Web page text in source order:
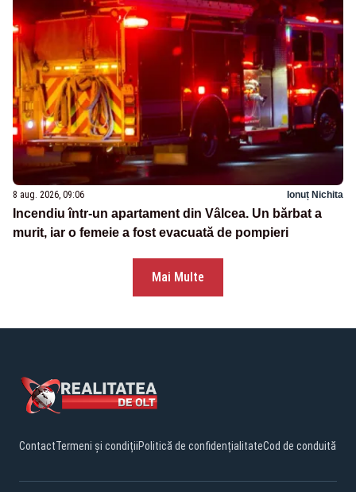
8 aug. 2026, 09:06 Ionuț Nichita
Incendiu într-un apartament din Vâlcea. Un bărbat a
murit, iar o femeie a fost evacuată de pompieri
Mai Multe
ContactTermeni și condițiiPolitică de confidențialitateCod de conduită